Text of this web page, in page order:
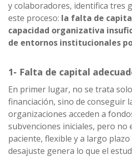
y colaboradores, identifica tres
este proceso: la falta de
capacidad organizativa
de entornos institucionales
1- Falta de capital
En primer lugar, no se trata
financiación, sino de conseguir
organizaciones acceden a
subvenciones iniciales, pero no
paciente, flexible y a largo plazo
desajuste genera lo que el